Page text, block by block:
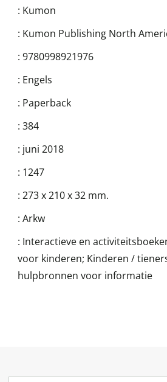
: Kumon
: Kumon Publishing North
: 9780998921976
: Engels
: Paperback
: 384
: juni 2018
: 1247
: 273 x 210 x 32 mm.
: Arkw
: Interactieve en
voor kinderen; Kinderen /
hulpbronnen voor informatie